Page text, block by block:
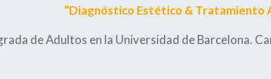
“Diagnóstico Estético & Tratamiento
de Adultos en la Universidad de Barcelona.